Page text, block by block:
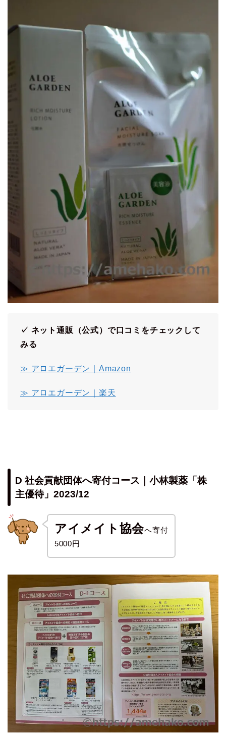
✓ ネット通販（公式）で口コミをチェックして
みる
≫ アロエガーデン｜Amazon
≫ アロエガーデン｜楽天
D 社会貢献団体へ寄付コース｜小林製薬「株
主優待」2023/12
アイメイト協会へ寄付
5000円